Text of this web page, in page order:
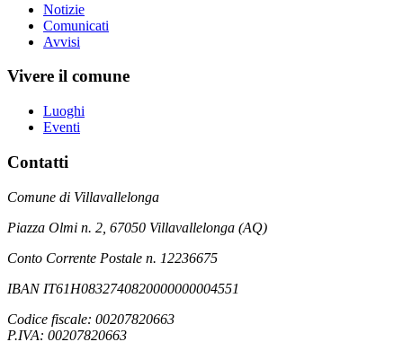
Notizie
Comunicati
Avvisi
Vivere il comune
Luoghi
Eventi
Contatti
Comune di Villavallelonga
Piazza Olmi n. 2, 67050 Villavallelonga (AQ)
Conto Corrente Postale n. 12236675
IBAN IT61H0832740820000000004551
Codice fiscale: 00207820663
P.IVA: 00207820663